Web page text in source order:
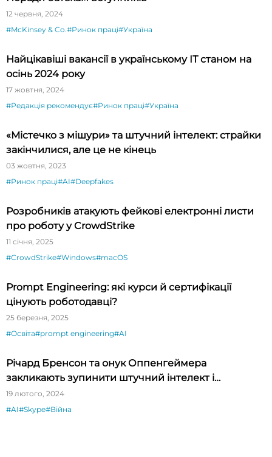
12 червня, 2024
#McKinsey & Co.#Ринок праці#Україна
Найцікавіші вакансії в українському ІТ станом на
осінь 2024 року
17 жовтня, 2024
#Редакція рекомендує#Ринок праці#Україна
«Містечко з мішури» та штучний інтелект: страйки
закінчилися, але це не кінець
03 жовтня, 2023
#Ринок праці#AI#Deepfakes
Розробників атакують фейкові електронні листи
про роботу у CrowdStrike
11 січня, 2025
#CrowdStrike#Windows#macOS
Prompt Engineering: які курси й сертифікації
цінують роботодавці?
25 березня, 2025
#Освіта#prompt engineering#AI
Річард Бренсон та онук Оппенгеймера
закликають зупинити штучний інтелект і
кліматичну катастрофу
19 лютого, 2024
#AI#Skype#Війна